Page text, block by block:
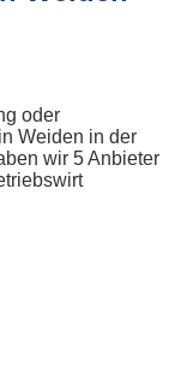
oder
Weiden in der
wir 5 Anbieter